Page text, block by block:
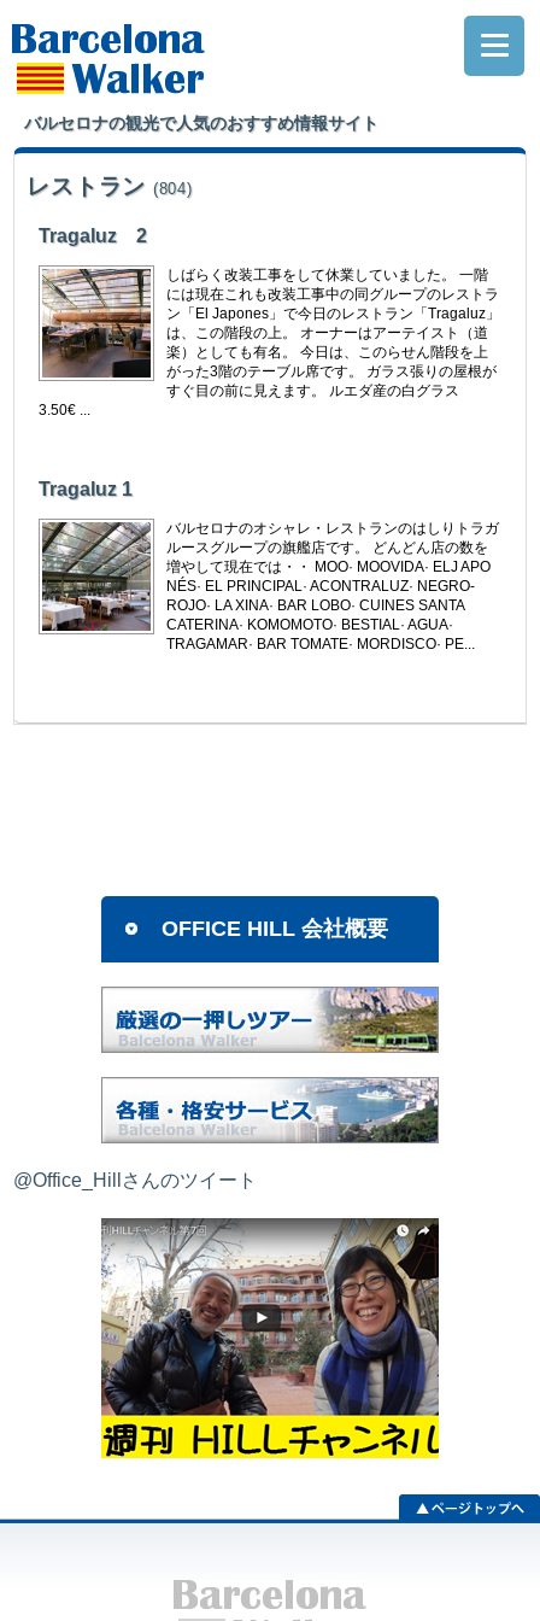
バルセロナの観光で人気のおすすめ情報サイト
レストラン (804)
Tragaluz 2
しばらく改装工事をして休業していました。 一階
には現在これも改装工事中の同グループのレストラ
ン「El Japones」で今日のレストラン「Tragaluz」
は、この階段の上。 オーナーはアーテイスト（道
楽）としても有名。 今日は、このらせん階段を上
がった3階のテーブル席です。 ガラス張りの屋根が
すぐ目の前に見えます。 ルエダ産の白グラス
3.50€ ...
Tragaluz 1
バルセロナのオシャレ・レストランのはしりトラガ
ルースグループの旗艦店です。 どんどん店の数を
増やして現在では・・ MOO· MOOVIDA· ELJ APO
NÉS· EL PRINCIPAL· ACONTRALUZ· NEGRO-
ROJO· LA XINA· BAR LOBO· CUINES SANTA
CATERINA· KOMOMOTO· BESTIAL· AGUA·
TRAGAMAR· BAR TOMATE· MORDISCO· PE...
OFFICE HILL 会社概要
@Office_Hillさんのツイート